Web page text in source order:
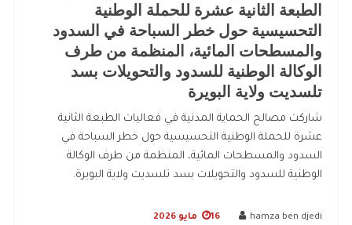
الطبعة الثانية عشرة للحملة الوطنية
التحسيسية حول خطر السباحة في السدود
والمسطحات المائية، المنظمة من طرف
الوكالة الوطنية للسدود والتحويلات بسد
تلسديت ولاية البويرة
شاركت مصالح الحماية المدنية في فعاليات الطبعة الثانية
عشرة للحملة الوطنية التحسيسية حول خطر السباحة في
السدود والمسطحات المائية، المنظمة من طرف الوكالة
الوطنية للسدود والتحويلات بسد تلسديت ولاية البويرة.
hamza ben djedi 16 مايو 2026